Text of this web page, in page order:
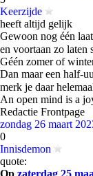
Keerzijde
heeft altijd gelijk
Gewoon nog één
en voortaan zo laten
Géén zomer of
Dan maar een half-
merk je daar
An open mind is a
Redactie Frontpage
zondag 26 maart
0
Innisdemon
quote:
Op zaterdag 25